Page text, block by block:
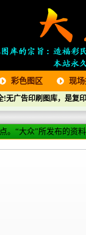
彩色图区 现
!无广告印刷图库，是复
。“大众”所发布的